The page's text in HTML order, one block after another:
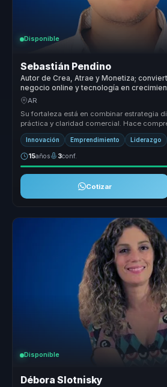
Disponible
Sebastián Pendino
Autor de Crea, Atrae y Monetiza;
negocio online y tecnología en
empresas y emprendedores.
AR
Su fortaleza está en combinar estrategia
práctica y claridad comercial. Hace
convierte ...
Innovación Emprendimiento Liderazgo
15años 3conf.
Cotizar
Disponible
Débora Slotnisky